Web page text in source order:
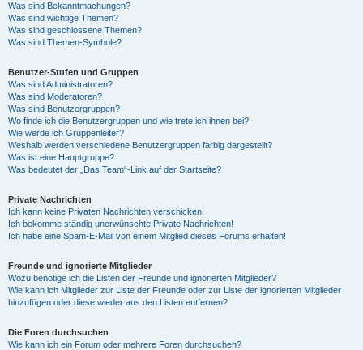
Was sind Bekanntmachungen?
Was sind wichtige Themen?
Was sind geschlossene Themen?
Was sind Themen-Symbole?
Benutzer-Stufen und Gruppen
Was sind Administratoren?
Was sind Moderatoren?
Was sind Benutzergruppen?
Wo finde ich die Benutzergruppen und wie trete ich ihnen bei?
Wie werde ich Gruppenleiter?
Weshalb werden verschiedene Benutzergruppen farbig dargestellt?
Was ist eine Hauptgruppe?
Was bedeutet der „Das Team“-Link auf der Startseite?
Private Nachrichten
Ich kann keine Privaten Nachrichten verschicken!
Ich bekomme ständig unerwünschte Private Nachrichten!
Ich habe eine Spam-E-Mail von einem Mitglied dieses Forums erhalten!
Freunde und ignorierte Mitglieder
Wozu benötige ich die Listen der Freunde und ignorierten Mitglieder?
Wie kann ich Mitglieder zur Liste der Freunde oder zur Liste der ignorierten Mitglieder
hinzufügen oder diese wieder aus den Listen entfernen?
Die Foren durchsuchen
Wie kann ich ein Forum oder mehrere Foren durchsuchen?